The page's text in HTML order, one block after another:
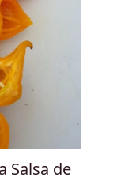
Salsa de